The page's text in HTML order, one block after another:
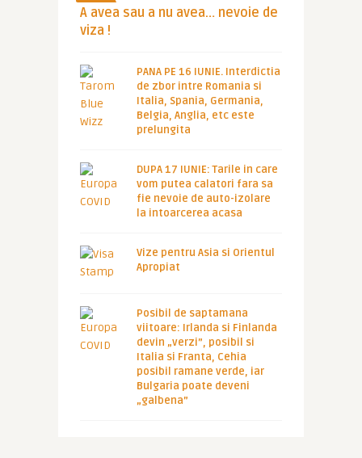
A avea sau a nu avea… nevoie de
viza !
PANA PE 16 IUNIE. Interdictia
de zbor intre Romania si
Italia, Spania, Germania,
Belgia, Anglia, etc este
prelungita
DUPA 17 IUNIE: Tarile in care
vom putea calatori fara sa
fie nevoie de auto-izolare
la intoarcerea acasa
Vize pentru Asia si Orientul
Apropiat
Posibil de saptamana
viitoare: Irlanda si Finlanda
devin „verzi”, posibil si
Italia si Franta, Cehia
posibil ramane verde, iar
Bulgaria poate deveni
„galbena”